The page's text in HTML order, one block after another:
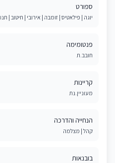
ספורט
יוגה | פילאטיס | זומבה | אירובי | חיטוב |
פנטומימה
חובב.ת
קריינות
מעוניין.נת
הנחייה והדרכה
קהל | מצלמה
בובנאות